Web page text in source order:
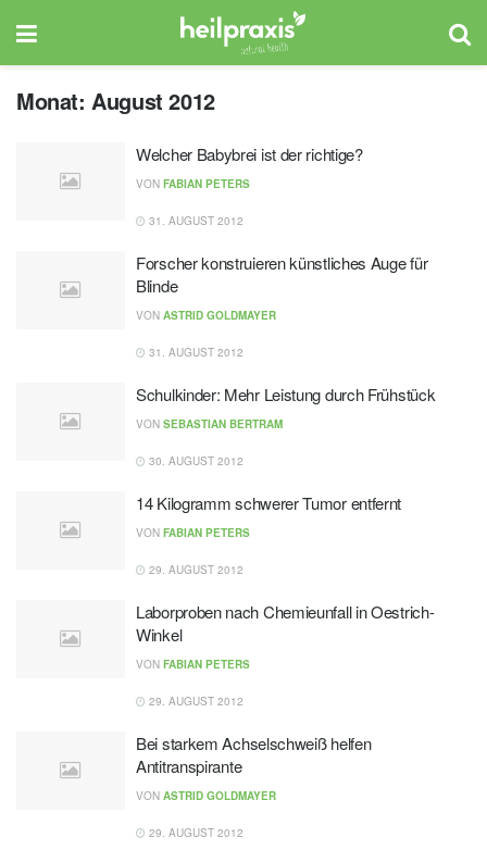
Monat:August 2012
Welcher Babybrei ist der richtige?
VON FABIAN PETERS
31. AUGUST 2012
Forscher konstruieren künstliches Auge für
Blinde
VON ASTRID GOLDMAYER
31. AUGUST 2012
Schulkinder: Mehr Leistung durch Frühstück
VON SEBASTIAN BERTRAM
30. AUGUST 2012
14 Kilogramm schwerer Tumor entfernt
VON FABIAN PETERS
29. AUGUST 2012
Laborproben nach Chemieunfall in Oestrich-
Winkel
VON FABIAN PETERS
29. AUGUST 2012
Bei starkem Achselschweiß helfen
Antitranspirante
VON ASTRID GOLDMAYER
29. AUGUST 2012